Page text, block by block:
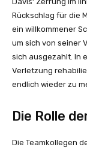
Rückschlag für die
ein willkommener
um sich von seiner
sich ausgezahlt. In
Verletzung
endlich wieder zu
Die Rolle
Die Teamkollegen